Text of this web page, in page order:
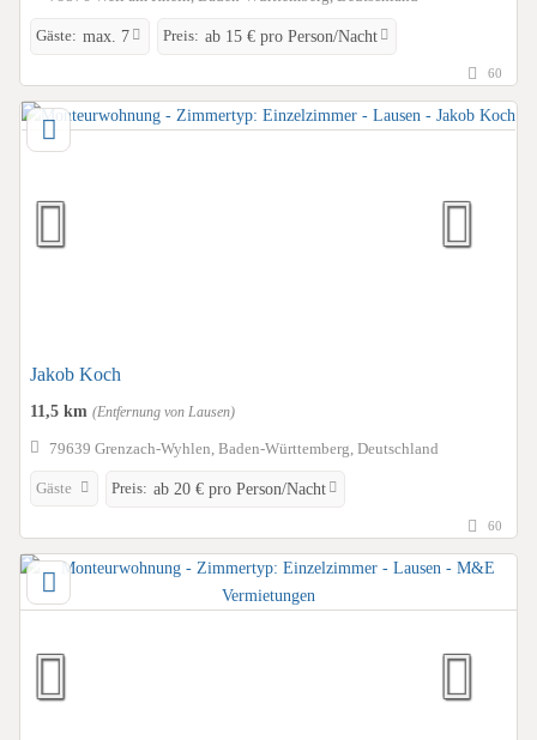
Gäste: max. 7 Preis: ab 15 € pro Person/Nacht
60
Jakob Koch
11,5 km (Entfernung von Lausen)
79639 Grenzach-Wyhlen, Baden-Württemberg, Deutschland
Gäste Preis: ab 20 € pro Person/Nacht
60